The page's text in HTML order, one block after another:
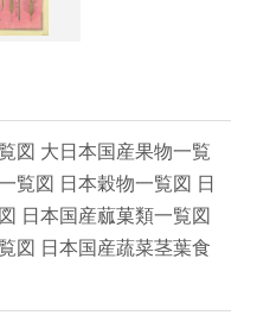
図 大日本国産果物一覧
覧図 日本穀物一覧図 日
日本国産蓏菓類一覧図
図 日本国産蔬菜茎葉食